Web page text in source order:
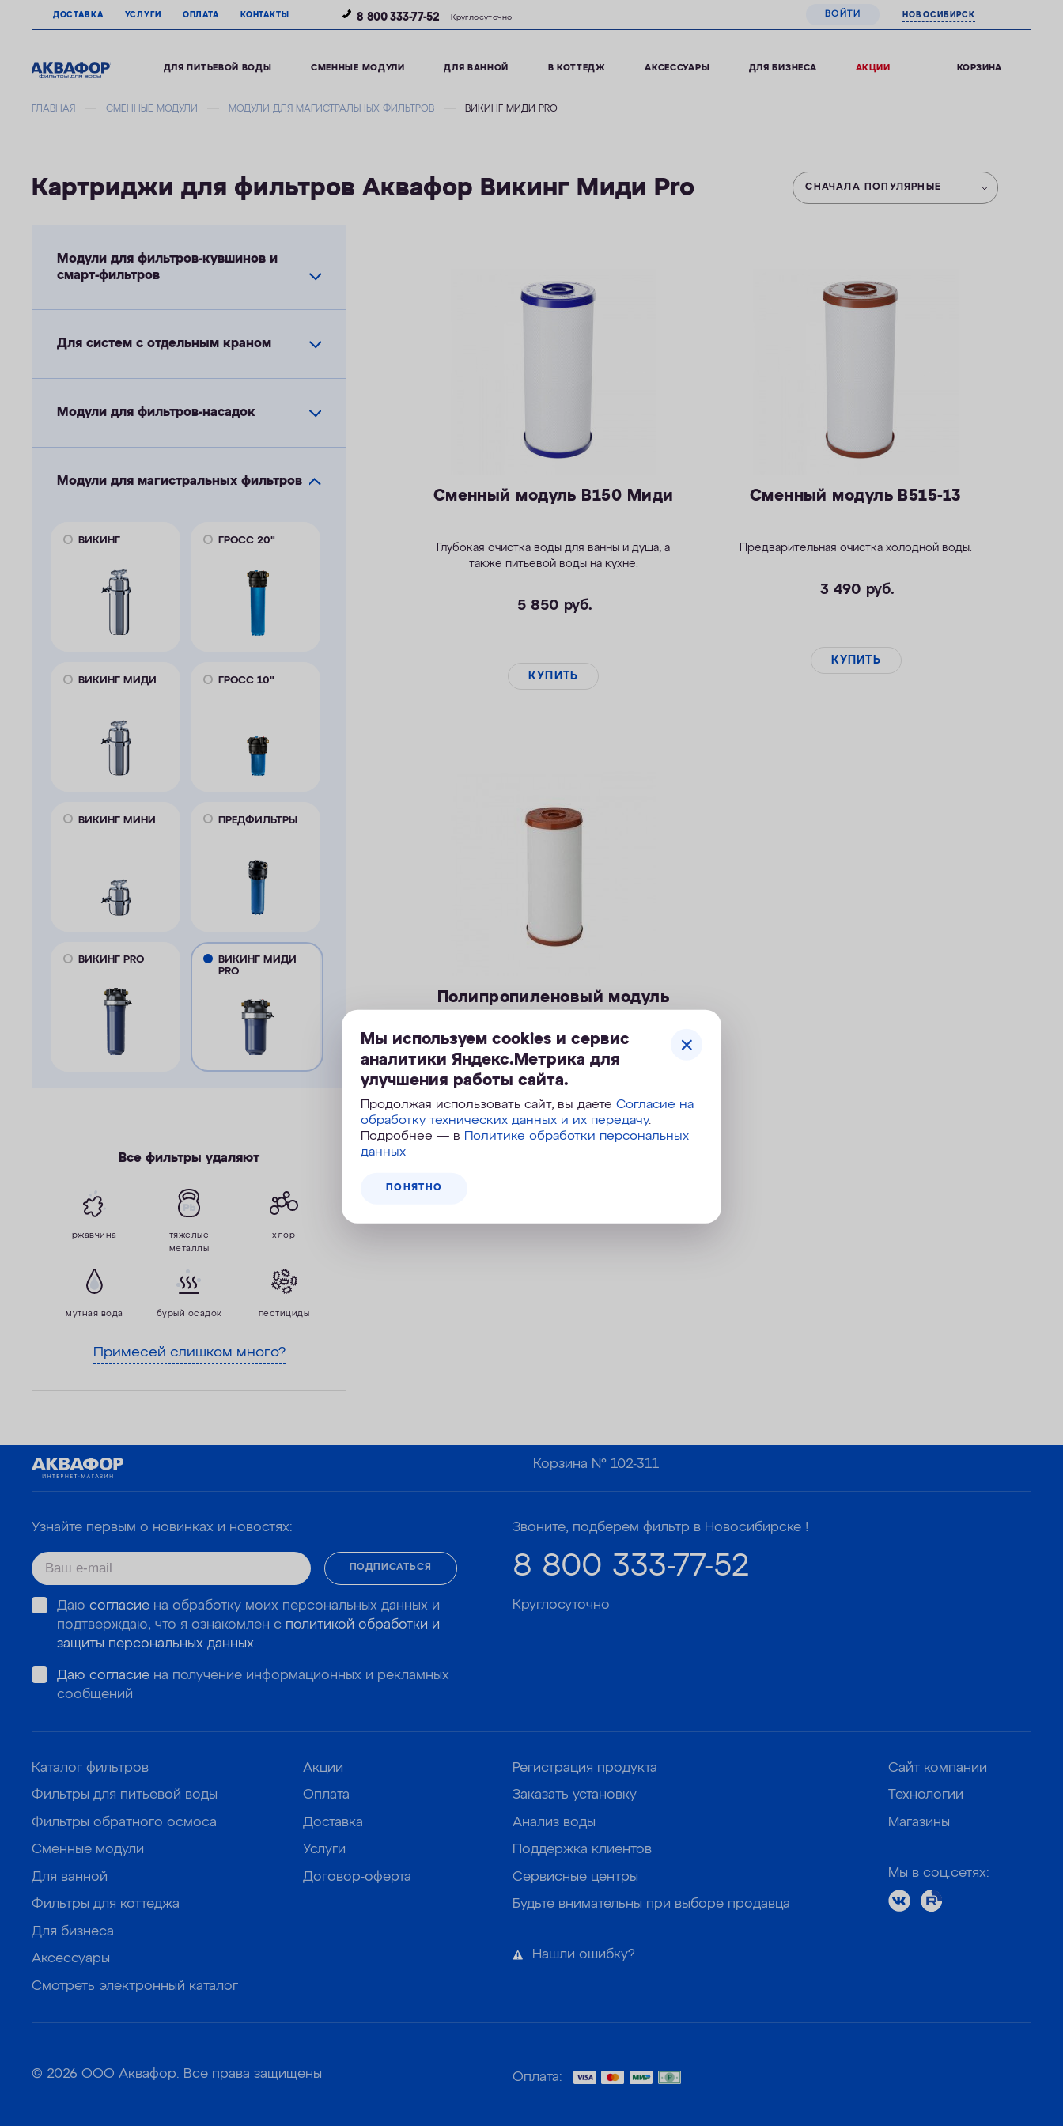
ДОСТАВКА УСЛУГИ ОПЛАТА КОНТАКТЫ 8 800 333-77-52 Круглосуточно ВОЙТИ НОВОСИБИРСК
ДЛЯ ПИТЬЕВОЙ ВОДЫ СМЕННЫЕ МОДУЛИ ДЛЯ ВАННОЙ В КОТТЕДЖ АКСЕССУАРЫ ДЛЯ БИЗНЕСА АКЦИИ КОРЗИНА
ГЛАВНАЯ СМЕННЫЕ МОДУЛИ МОДУЛИ ДЛЯ МАГИСТРАЛЬНЫХ ФИЛЬТРОВ ВИКИНГ МИДИ PRO
Картриджи для фильтров Аквафор Викинг Миди Pro
Модули для фильтров-кувшинов и
смарт-фильтров
Для систем с отдельным краном
Модули для фильтров-насадок
Модули для магистральных фильтров
ВИКИНГ ГРОСС 20"
ВИКИНГ МИДИ ГРОСС 10"
ВИКИНГ МИНИ ПРЕДФИЛЬТРЫ
ВИКИНГ PRO
ВИКИНГ МИДИ
PRO
Все фильтры удаляют
ржавчина
тяжелые
металлы
хлор
мутная вода бурый осадок пестициды
Примесей слишком много?
СНАЧАЛА ПОПУЛЯРНЫЕ
Сменный модуль B150 Миди
Глубокая очистка воды для ванны и душа, а
также питьевой воды на кухне.
5 850 руб.
КУПИТЬ
Сменный модуль B515-13
Предварительная очистка холодной воды.
3 490 руб.
КУПИТЬ
Полипропиленовый модуль
Предназначение:
воды.
Применение:Викинг-Миди
1 790руб.
Мы используем cookies и сервис
аналитики Яндекс.Метрика для
улучшения работы сайта.
Продолжая использовать сайт, вы даете Согласие на
обработку технических данных и их передачу.
Подробнее — в Политике обработки персональных
данных
ПОНЯТНО
Корзина №102-311
Узнайте первым о новинках и новостях:
ПОДПИСАТЬСЯ
Даю согласиена обработку моих персональных данных и
подтверждаю, что я ознакомлен с политикой обработки и
защиты персональных данных.
Даю согласиена получение информационных и рекламных
сообщений
Звоните, подберем фильтр в Новосибирске !
8 800 333-77-52
Круглосуточно
Каталог фильтров
Фильтры для питьевой воды
Фильтры обратного осмоса
Сменные модули
Для ванной
Фильтры для коттеджа
Для бизнеса
Аксессуары
Смотреть электронный каталог
Акции
Оплата
Доставка
Услуги
Договор-оферта
Регистрация продукта
Заказать установку
Анализ воды
Поддержка клиентов
Сервисные центры
Будьте внимательны при выборе продавца
Нашли ошибку?
Сайт компании
Технологии
Магазины
Мы в соц.сетях:
© 2026 ООО Аквафор. Все права защищены Оплата: